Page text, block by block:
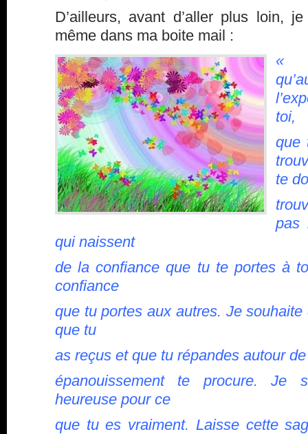
D’ailleurs, avant d’aller plus loin,
même dans ma boite mail :
«
toi,
que
te
pas
qui naissent
de la confiance que tu te portes à
confiance
que tu portes aux autres. Je
que tu
as reçus et que tu répandes autour
épanouissement te procure. Je
heureuse pour ce
que tu es vraiment. Laisse cette